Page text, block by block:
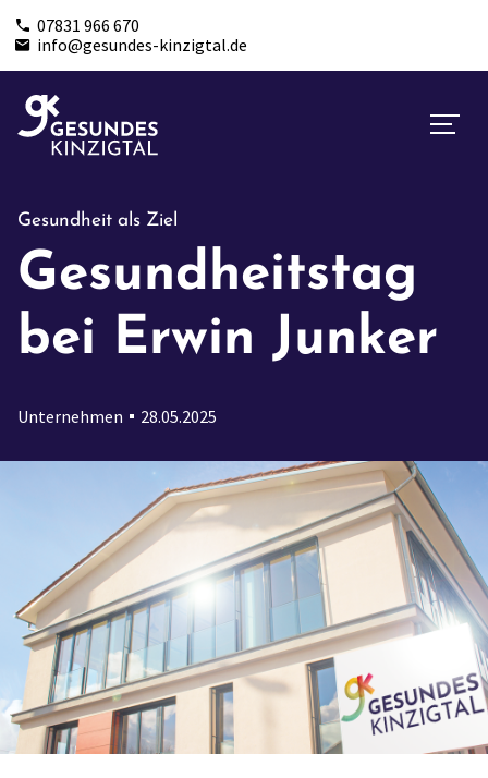
07831 966 670
info@gesundes-kinzigtal.de
Gesundheit als Ziel
Gesundheitstag
bei Erwin Junker
Unternehmen 28.05.2025